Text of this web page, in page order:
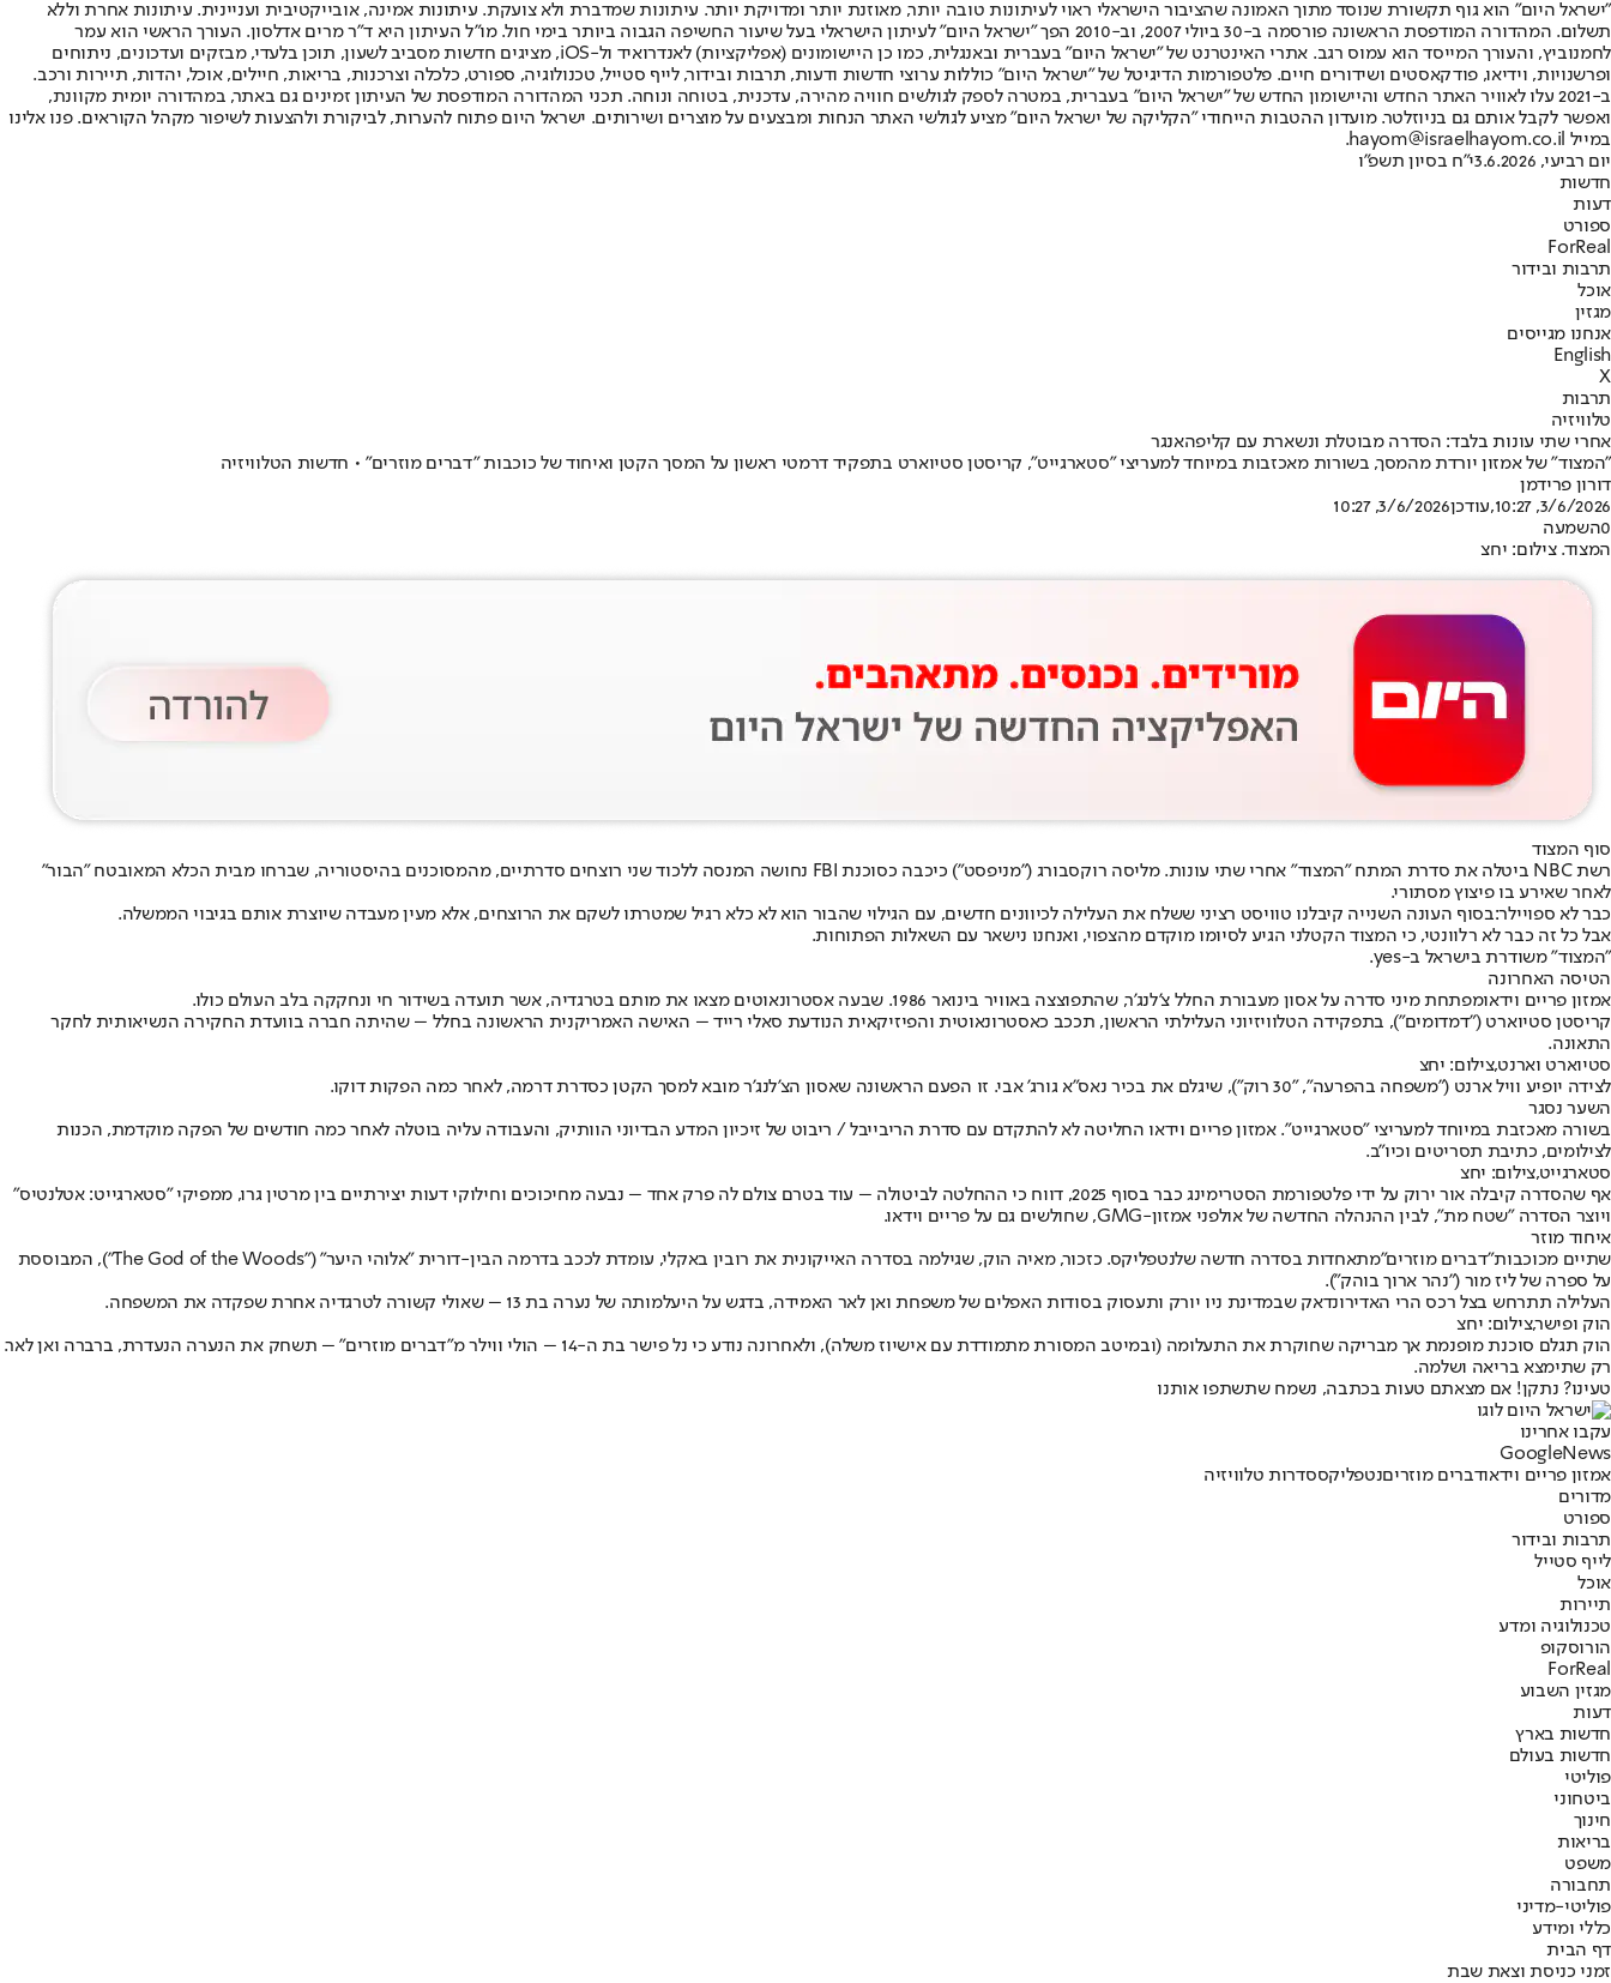
"ישראל היום" הוא גוף תקשורת שנוסד מתוך האמונה שהציבור הישראלי ראוי לעיתונות טובה יותר, מאוזנת יותר ומדויקת יותר. עיתונות שמדברת ולא צועקת. עיתונות אמינה, אובייקטיבית ועניינית. עיתונות אחרת וללא
תשלום. המהדורה המודפסת הראשונה פורסמה ב-30 ביולי 2007, וב-2010 הפך "ישראל היום" לעיתון הישראלי בעל שיעור החשיפה הגבוה ביותר בימי חול. מו"ל העיתון היא ד"ר מרים אדלסון. העורך הראשי הוא עמר
לחמנוביץ, והעורך המייסד הוא עמוס רגב. אתרי האינטרנט של "ישראל היום" בעברית ובאנגלית, כמו כן היישומונים (אפליקציות) לאנדרואיד ול-iOS, מציגים חדשות מסביב לשעון, תוכן בלעדי, מבזקים ועדכונים, ניתוחים
ופרשנויות, וידיאו, פודקאסטים ושידורים חיים. פלטפורמות הדיגיטל של "ישראל היום" כוללות ערוצי חדשות ודעות, תרבות ובידור, לייף סטייל, טכנולוגיה, ספורט, כלכלה וצרכנות, בריאות, חיילים, אוכל, יהדות, תיירות ורכב.
ב-2021 עלו לאוויר האתר החדש והיישומון החדש של "ישראל היום" בעברית, במטרה לספק לגולשים חוויה מהירה, עדכנית, בטוחה ונוחה. תכני המהדורה המודפסת של העיתון זמינים גם באתר, במהדורה יומית מקוונת,
ואפשר לקבל אותם גם בניוזלטר. מועדון ההטבות הייחודי "הקליקה של ישראל היום" מציע לגולשי האתר הנחות ומבצעים על מוצרים ושירותים. ישראל היום פתוח להערות, לביקורת ולהצעות לשיפור מקהל הקוראים. פנו אלינו
במייל hayom@israelhayom.co.il.
יום רביעי, 3.6.2026
י"ח בסיון תשפ"ו
חדשות
דעות
ספורט
ForReal
תרבות ובידור
אוכל
מגזין
אנחנו מגייסים
English
X
תרבות
טלוויזיה
אחרי שתי עונות בלבד: הסדרה מבוטלת ונשארת עם קליפהאנגר
"המצוד" של אמזון יורדת מהמסך, בשורות מאכזבות במיוחד למעריצי "סטארגייט", קריסטן סטיוארט בתפקיד דרמטי ראשון על המסך הקטן ואיחוד של כוכבות "דברים מוזרים" • חדשות הטלוויזיה
דורון פרידמן
3/6/2026, 10:27
,עודכן3/6/2026, 10:27
0השמעה
המצוד. צילום: יחצ
סוף המצוד
רשת NBC ביטלה את סדרת המתח "המצוד" אחרי שתי עונות. מליסה רוקסבורג ("מניפסט") כיכבה כסוכנת FBI נחושה המנסה ללכוד שני רוצחים סדרתיים, מהמסוכנים בהיסטוריה, שברחו מבית הכלא המאובטח "הבור"
לאחר שאירע בו פיצוץ מסתורי.
כבר לא ספויילר:בסוף העונה השנייה קיבלנו טוויסט רציני ששלח את העלילה לכיוונים חדשים, עם הגילוי שהבור הוא לא כלא רגיל שמטרתו לשקם את הרוצחים, אלא מעין מעבדה שיוצרת אותם בגיבוי הממשלה.
אבל כל זה כבר לא רלוונטי, כי המצוד הקטלני הגיע לסיומו מוקדם מהצפוי, ואנחנו נישאר עם השאלות הפתוחות.
"המצוד" משודרת בישראל ב-yes
.
הטיסה האחרונה
אמזון פריים וידאומפתחת מיני סדרה על אסון מעבורת החלל צ'לנג'ר, שהתפוצצה באוויר בינואר 1986. שבעה אסטרונאוטים מצאו את מותם בטרגדיה, אשר תועדה בשידור חי ונחקקה בלב העולם כולו.
קריסטן סטיוארט ("דמדומים"), בתפקידה הטלוויזיוני העלילתי הראשון, תככב כאסטרונאוטית והפיזיקאית הנודעת סאלי רייד – האישה האמריקנית הראשונה בחלל – שהיתה חברה בוועדת החקירה הנשיאותית לחקר
התאונה.
סטיוארט וארנט,צילום: יחצ
לצידה יופיע וויל ארנט ("משפחה בהפרעה", "30 רוק"), שיגלם את בכיר נאס"א גורג' אבי. זו הפעם הראשונה שאסון הצ'לנג'ר מובא למסך הקטן כסדרת דרמה, לאחר כמה הפקות דוקו.
השער נסגר
בשורה מאכזבת במיוחד למעריצי "סטארגייט". אמזון פריים וידאו החליטה לא להתקדם עם סדרת הריבייבל / ריבוט של זיכיון המדע הבדיוני הוותיק, והעבודה עליה בוטלה לאחר כמה חודשים של הפקה מוקדמת, הכנות
לצילומים, כתיבת תסריטים וכיו"ב.
סטארגייט,צילום: יחצ
אף שהסדרה קיבלה אור ירוק על ידי פלטפורמת הסטרימינג כבר בסוף 2025, דווח כי ההחלטה לביטולה – עוד בטרם צולם לה פרק אחד – נבעה מחיכוכים וחילוקי דעות יצירתיים בין מרטין גרו, ממפיקי "סטארגייט: אטלנטיס"
ויוצר הסדרה "שטח מת", לבין ההנהלה החדשה של אולפני אמזון-GMG, שחולשים גם על פריים וידאו.
איחוד מוזר
שתיים מכוכבות"דברים מוזרים"מתאחדות בסדרה חדשה שלנטפליקס
. כזכור, מאיה הוק, שגילמה בסדרה האייקונית את רובין באקלי, עומדת לככב בדרמה הבין-דורית "אלוהי היער" ("The God of the Woods"), המבוססת
על ספרה של ליז מור ("נהר ארוך בוהק").
העלילה תתרחש בצל רכס הרי האדירונדאק שבמדינת ניו יורק ותעסוק בסודות האפלים של משפחת ואן לאר האמידה, בדגש על היעלמותה של נערה בת 13 – שאולי קשורה לטרגדיה אחרת שפקדה את המשפחה.
הוק ופישר,צילום: יחצ
הוק תגלם סוכנת מופנמת אך מבריקה שחוקרת את התעלומה (ובמיטב המסורת מתמודדת עם אישיוז משלה), ולאחרונה נודע כי נל פישר בת ה-14 – הולי ווילר מ"דברים מוזרים" – תשחק את הנערה הנעדרת, ברברה ואן לאר.
רק שתימצא בריאה ושלמה.
טעינו? נתקן! אם מצאתם טעות בכתבה, נשמח שתשתפו אותנו
עקבו אחרינו
Googl eNews
אמזון פריים וידאודברים מוזריםנטפליקססדרות טלוויזיה
מדורים
ספורט
תרבות ובידור
לייף סטייל
אוכל
תיירות
טכנולוגיה ומדע
הורוסקופ
ForReal
מגזין השבוע
דעות
חדשות בארץ
חדשות בעולם
פוליטי
ביטחוני
חינוך
בריאות
משפט
תחבורה
פוליטי-מדיני
כללי ומידע
דף הבית
זמני כניסת וצאת שבת